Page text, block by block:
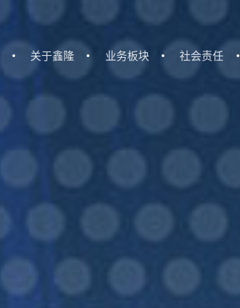
关于鑫隆 业务板块 社会责任